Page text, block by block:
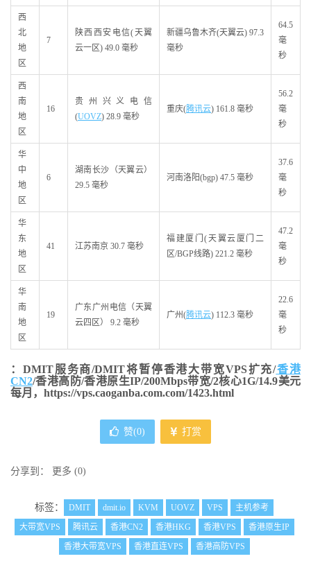
西
北
地
区
7
陕西西安电信(天翼
云一区) 49.0 毫秒
新疆乌鲁木齐(天翼云) 97.3
毫秒
64.5
毫
秒
西
南
地
区
16
贵州兴义电信
(UOVZ) 28.9 毫秒
重庆(腾讯云) 161.8 毫秒
56.2
毫
秒
华
中
地
区
6
湖南长沙（天翼云）
29.5 毫秒
河南洛阳(bgp) 47.5 毫秒
37.6
毫
秒
华
东
地
区
41 江苏南京 30.7 毫秒
福建厦门(天翼云厦门二
区/BGP线路) 221.2 毫秒
47.2
毫
秒
华
南
地
区
19
广东广州电信（天翼
云四区） 9.2 毫秒
广州(腾讯云) 112.3 毫秒
22.6
毫
秒
：DMIT服务商/DMIT将暂停香港大带宽VPS扩充/香港
CN2/香港高防/香港原生IP/200Mbps带宽/2核心1G/14.9美元
每月，https://vps.caoganba.com.com/1423.html
赞(0) 打赏
分享到： 更多 (0)
标签： DMIT dmit.io KVM UOVZ VPS
主机参考
大带宽VPS
腾讯云 香港CN2 香港HKG 香港VPS
香港原生IP
香港大带宽VPS
香港直连VPS 香港高防VPS